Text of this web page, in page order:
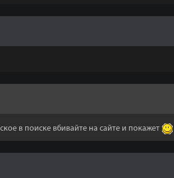
в поиске вбивайте на сайте и покажет